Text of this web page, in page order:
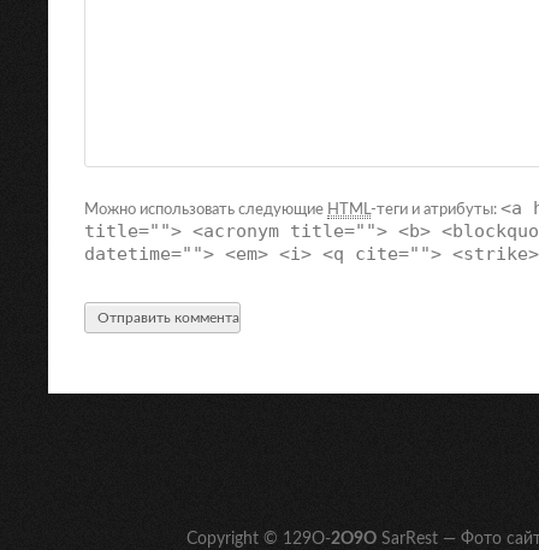
Можно использовать следующие HTML -теги и атрибуты: <a
title=""> <acronym title=""> <b>
datetime=""> <em> <i> <q cite="">
Copyright © 129O-2O9O SarRest — Фото